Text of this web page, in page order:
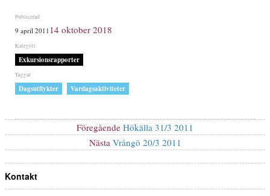
Publicerat
den
9 april 2011 14 oktober 2018
Kategorier
Exkursionsrapporter
Etiketter
Dagsutflykter Vardagsaktiviteter
Inläggsnavigering
Föregående Föregående
inlägg:
Hökälla 31/3 2011
Nästa Nästa
Vrångö 20/3 2011
Kontakt